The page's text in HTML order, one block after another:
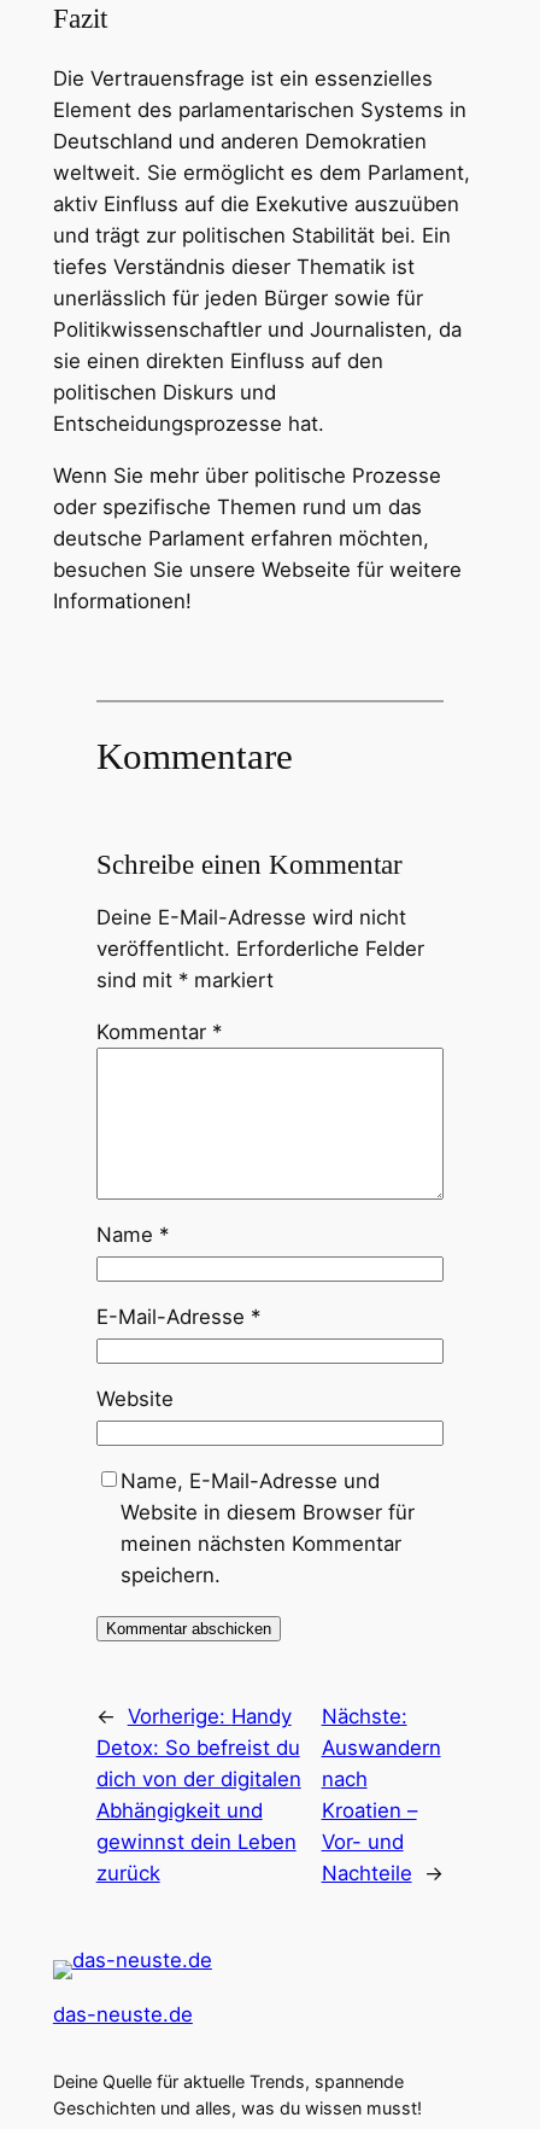
Fazit
Die Vertrauensfrage ist ein essenzielles
Element des parlamentarischen Systems in
Deutschland und anderen Demokratien
weltweit. Sie ermöglicht es dem Parlament,
aktiv Einfluss auf die Exekutive auszuüben
und trägt zur politischen Stabilität bei. Ein
tiefes Verständnis dieser Thematik ist
unerlässlich für jeden Bürger sowie für
Politikwissenschaftler und Journalisten, da
sie einen direkten Einfluss auf den
politischen Diskurs und
Entscheidungsprozesse hat.
Wenn Sie mehr über politische Prozesse
oder spezifische Themen rund um das
deutsche Parlament erfahren möchten,
besuchen Sie unsere Webseite für weitere
Informationen!
Kommentare
Schreibe einen Kommentar
Deine E-Mail-Adresse wird nicht
veröffentlicht. Erforderliche Felder
sind mit *markiert
Kommentar *
Name *
E-Mail-Adresse *
Website
Name, E-Mail-Adresse und
Website in diesem Browser für
meinen nächsten Kommentar
speichern.
← Vorherige: Handy
Detox: So befreist du
dich von der digitalen
Abhängigkeit und
gewinnst dein Leben
zurück
Nächste:
Auswandern
nach
Kroatien –
Vor- und
Nachteile
→
das-neuste.de
Deine Quelle für aktuelle Trends, spannende
Geschichten und alles, was du wissen musst!